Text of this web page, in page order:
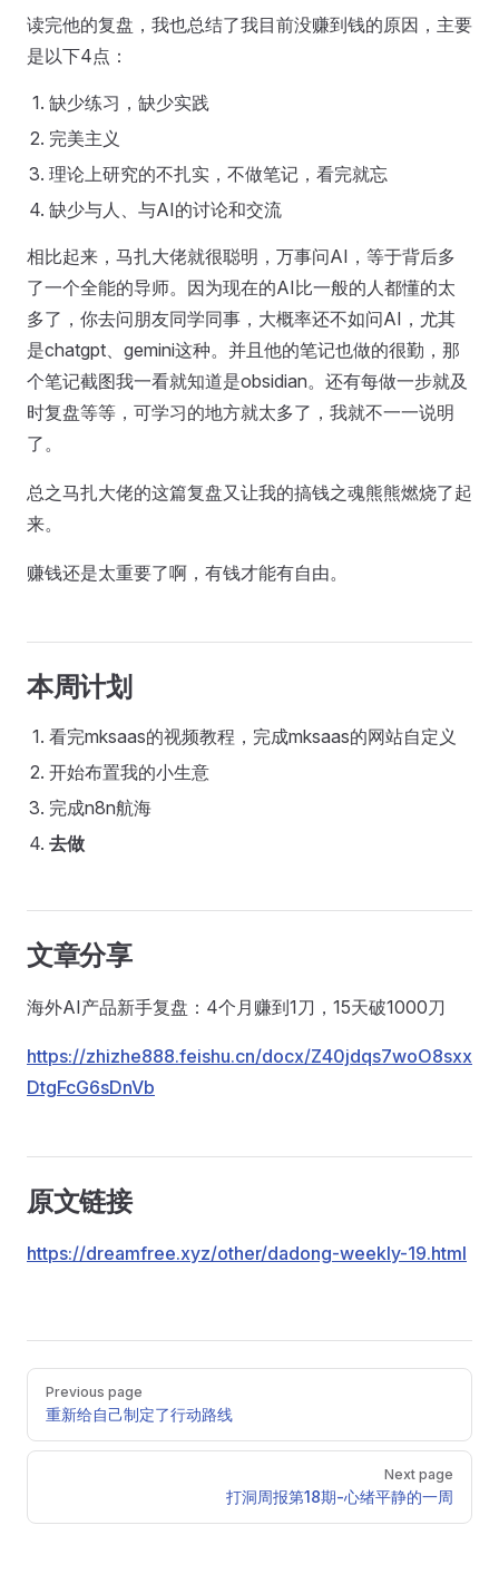
读完他的复盘，我也总结了我目前没赚到钱的原因，主要
是以下4点：
缺少练习，缺少实践
完美主义
理论上研究的不扎实，不做笔记，看完就忘
缺少与人、与AI的讨论和交流
相比起来，马扎大佬就很聪明，万事问AI，等于背后多
了一个全能的导师。因为现在的AI比一般的人都懂的太
多了，你去问朋友同学同事，大概率还不如问AI，尤其
是chatgpt、gemini这种。并且他的笔记也做的很勤，那
个笔记截图我一看就知道是obsidian。还有每做一步就及
时复盘等等，可学习的地方就太多了，我就不一一说明
了。
总之马扎大佬的这篇复盘又让我的搞钱之魂熊熊燃烧了起
来。
赚钱还是太重要了啊，有钱才能有自由。
本周计划
看完mksaas的视频教程，完成mksaas的网站自定义
开始布置我的小生意
完成n8n航海
去做
文章分享
海外AI产品新手复盘：4个月赚到1刀，15天破1000刀
https://zhizhe888.feishu.cn/docx/Z40jdqs7woO8sxx
DtgFcG6sDnVb
原文链接
https://dreamfree.xyz/other/dadong-weekly-19.html
Previous page
重新给自己制定了行动路线
Next page
打洞周报第18期-心绪平静的一周